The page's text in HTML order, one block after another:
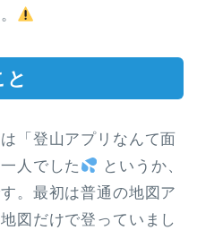
「登山アプリなんて面
人でした
というか、
。最初は普通の地図ア
図だけで登っていまし